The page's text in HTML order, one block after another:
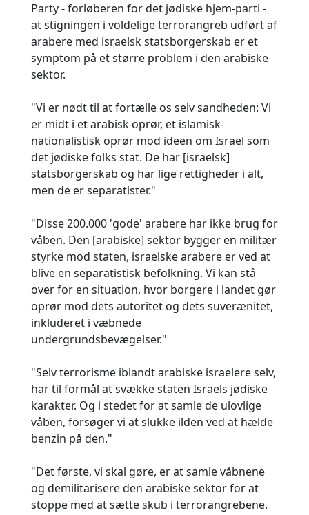
Party - forløberen for det jødiske hjem-parti -
at stigningen i voldelige terrorangreb udført af
arabere med israelsk statsborgerskab er et
symptom på et større problem i den arabiske
sektor.
"Vi er nødt til at fortælle os selv sandheden: Vi
er midt i et arabisk oprør, et islamisk-
nationalistisk oprør mod ideen om Israel som
det jødiske folks stat. De har [israelsk]
statsborgerskab og har lige rettigheder i alt,
men de er separatister."
"Disse 200.000 'gode' arabere har ikke brug for
våben. Den [arabiske] sektor bygger en militær
styrke mod staten, israelske arabere er ved at
blive en separatistisk befolkning. Vi kan stå
over for en situation, hvor borgere i landet gør
oprør mod dets autoritet og dets suverænitet,
inkluderet i væbnede
undergrundsbevægelser."
"Selv terrorisme iblandt arabiske israelere selv,
har til formål at svække staten Israels jødiske
karakter. Og i stedet for at samle de ulovlige
våben, forsøger vi at slukke ilden ved at hælde
benzin på den."
"Det første, vi skal gøre, er at samle våbnene
og demilitarisere den arabiske sektor for at
stoppe med at sætte skub i terrorangrebene.